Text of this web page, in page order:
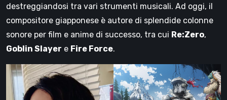
destreggiandosi tra vari strumenti musicali. Ad oggi, il
compositore giapponese è autore di splendide colonne
sonore per film e anime di successo, tra cui Re:Zero,
Goblin Slayer e Fire Force.